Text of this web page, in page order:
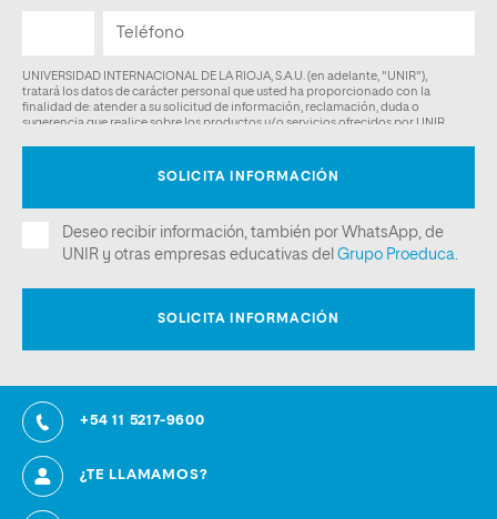
+54 11 5217-9600
¿TE LLAMAMOS?